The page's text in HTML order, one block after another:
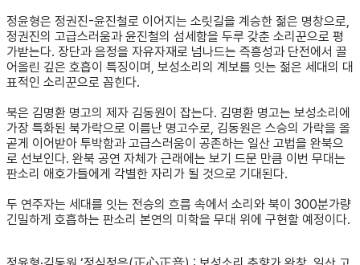
정윤형은 정권진-윤진철로 이어지는 소릿길을 계승한 젊은 명창으로,
정권진의 고급스러움과 윤진철의 섬세함을 두루 갖춘 소리꾼으로 평
가받는다. 장단과 음정을 자유자재로 넘나드는 즉흥성과 단전에서 끌
어올린 깊은 호흡이 특징이며, 보성소리의 계보를 잇는 젊은 세대의 대
표적인 소리꾼으로 꼽힌다.
북은 김명환 명고의 제자 김동원이 잡는다. 김명환 명고는 보성소리에
가장 특화된 북가락으로 이름난 명고수로, 김동원은 스승의 가락을 올
곧게 이어받아 투박함과 고급스러움이 공존하는 일산 고법을 완북으
로 선보인다. 완북 공연 자체가 근래에는 보기 드문 만큼 이번 무대는
판소리 애호가들에게 각별한 자리가 될 것으로 기대된다.
두 연주자는 세대를 잇는 전승의 흐름 속에서 소리와 북이 300분가량
긴밀하게 호흡하는 판소리 본연의 미학을 무대 위에 구현할 예정이다.